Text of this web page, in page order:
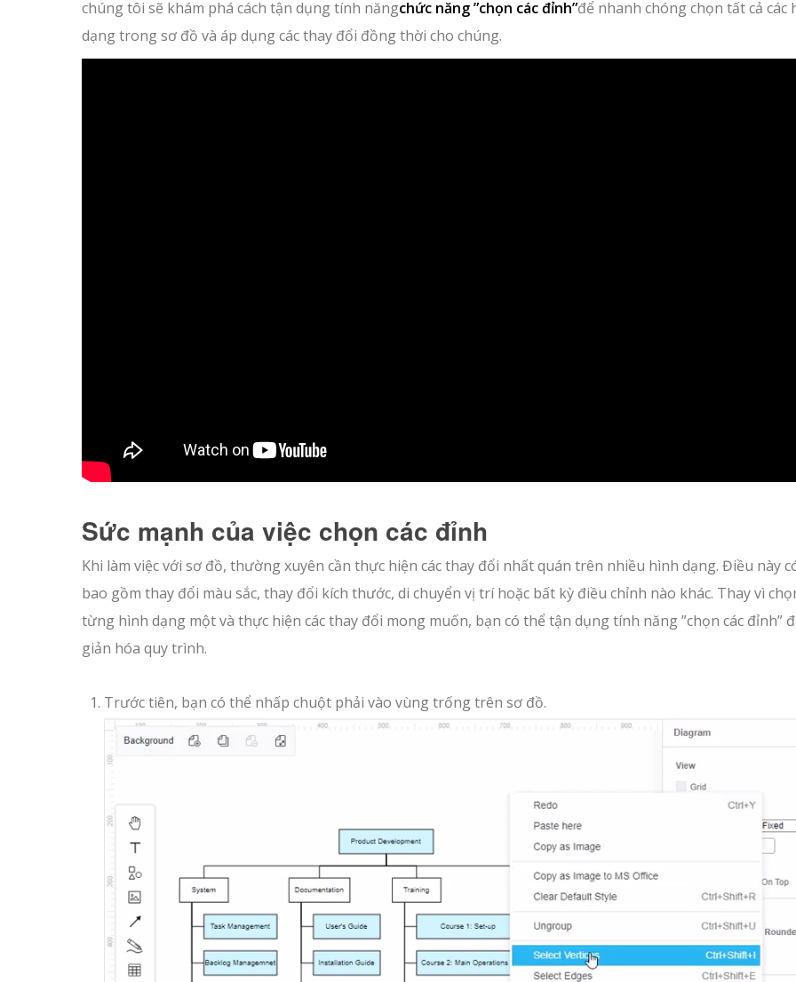
chúng tôi sẽ khám phá cách tận dụng tính năngchức năng ”chọn các đỉnh”để nhanh chóng chọn tất cả các
dạng trong sơ đồ và áp dụng các thay đổi đồng thời cho chúng.
Sức mạnh của việc chọn các đỉnh
Khi làm việc với sơ đồ, thường xuyên cần thực hiện các thay đổi nhất quán trên nhiều hình dạng. Điều này
bao gồm thay đổi màu sắc, thay đổi kích thước, di chuyển vị trí hoặc bất kỳ điều chỉnh nào khác. Thay vì
từng hình dạng một và thực hiện các thay đổi mong muốn, bạn có thể tận dụng tính năng ”chọn các đỉnh”
giản hóa quy trình.
Trước tiên, bạn có thể nhấp chuột phải vào vùng trống trên sơ đồ.